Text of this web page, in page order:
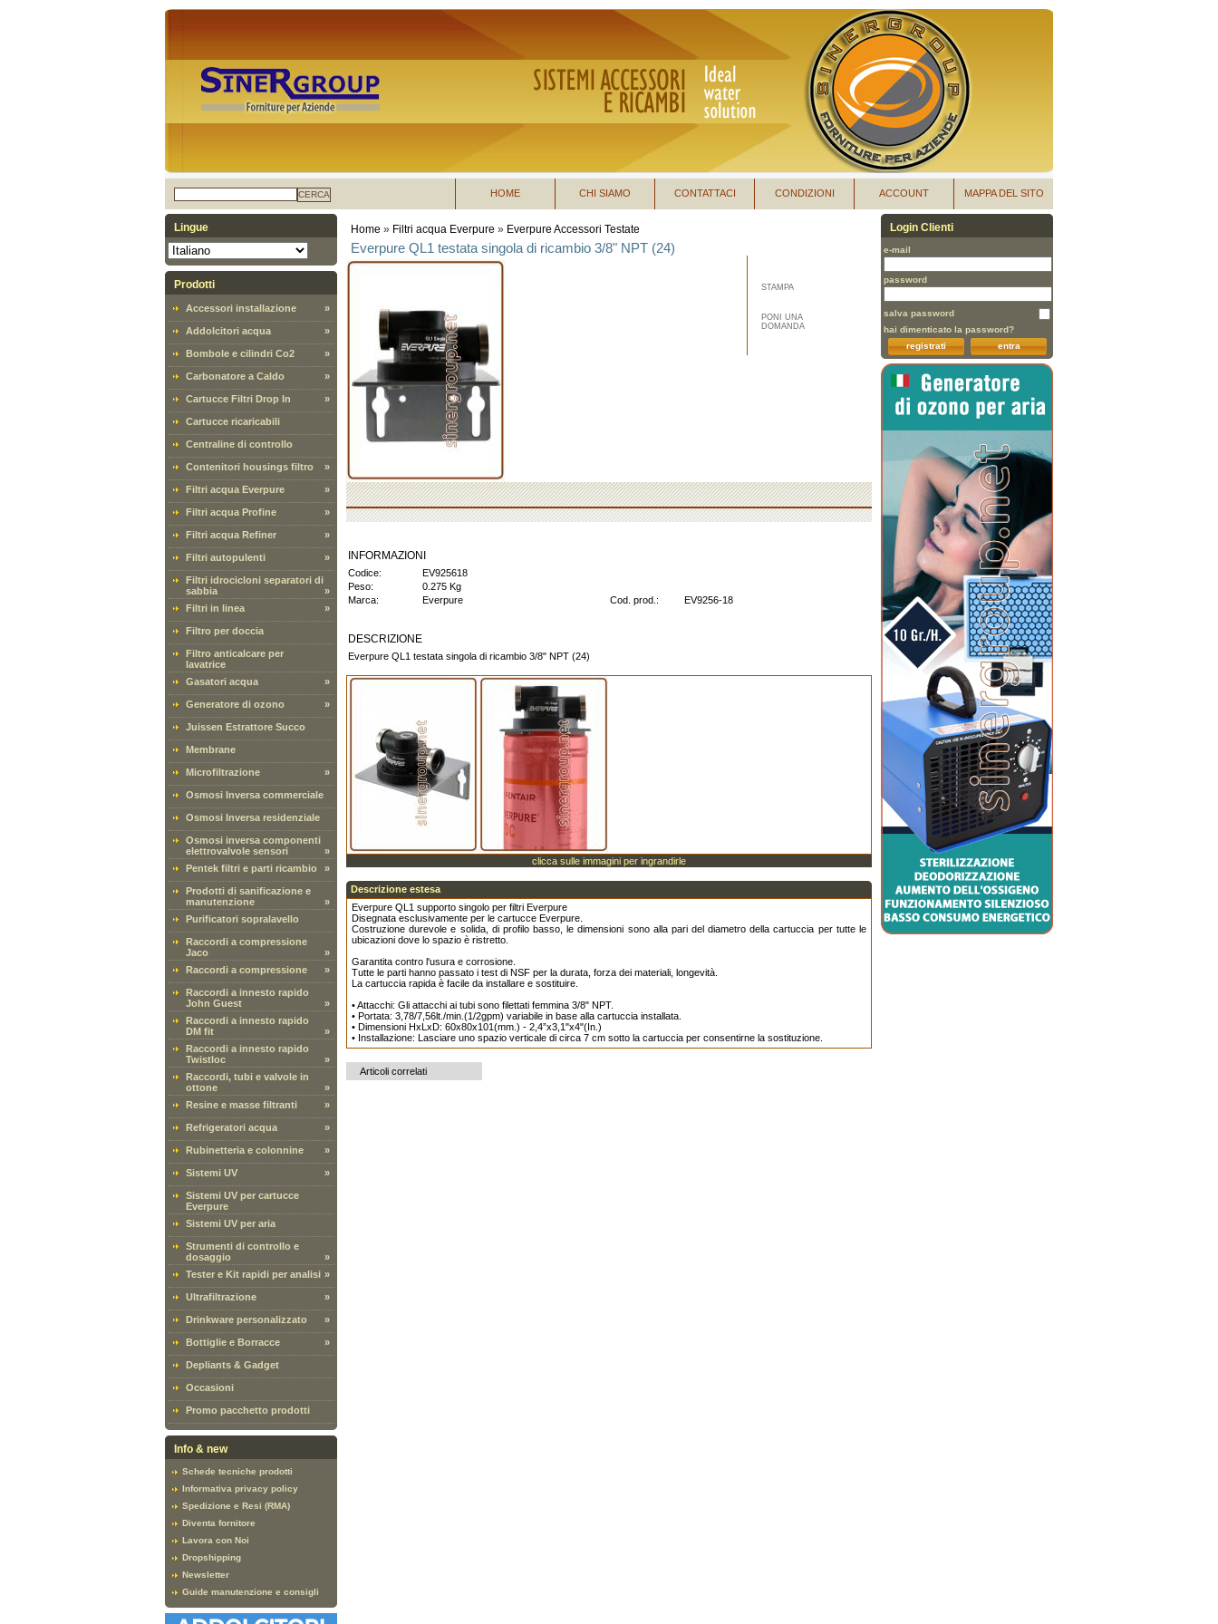
CERCA MAPPA DEL SITO
ACCOUNT
CONDIZIONI
CONTATTACI
CHI SIAMO
HOME
Lingue
Prodotti
Accessori installazione »
Addolcitori acqua »
Bombole e cilindri Co2 »
Carbonatore a Caldo »
Cartucce Filtri Drop In »
Cartucce ricaricabili
Centraline di controllo
Contenitori housings filtro »
Filtri acqua Everpure »
Filtri acqua Profine »
Filtri acqua Refiner »
Filtri autopulenti »
Filtri idrocicloni separatori di
sabbia
»
Filtri in linea
»
Filtro per doccia
Filtro anticalcare per
lavatrice
Gasatori acqua
»
Generatore di ozono »
Juissen Estrattore Succo
Membrane
Microfiltrazione »
Osmosi Inversa commerciale
Osmosi Inversa residenziale
Osmosi inversa componenti
elettrovalvole sensori
»
Pentek filtri e parti ricambio
»
Prodotti di sanificazione e
manutenzione
»
Purificatori sopralavello
Raccordi a compressione
Jaco
»
Raccordi a compressione
»
Raccordi a innesto rapido
John Guest
»
Raccordi a innesto rapido
DM fit
»
Raccordi a innesto rapido
Twistloc
»
Raccordi, tubi e valvole in
ottone
»
Resine e masse filtranti
»
Refrigeratori acqua »
Rubinetteria e colonnine »
Sistemi UV »
Sistemi UV per cartucce
Everpure
Sistemi UV per aria
Strumenti di controllo e
dosaggio
»
Tester e Kit rapidi per analisi »
Ultrafiltrazione »
Drinkware personalizzato »
Bottiglie e Borracce »
Depliants & Gadget
Occasioni
Promo pacchetto prodotti
Info & new
Schede tecniche prodotti
Informativa privacy policy
Spedizione e Resi (RMA)
Diventa fornitore
Lavora con Noi
Dropshipping
Newsletter
Guide manutenzione e consigli
Home » Filtri acqua Everpure » Everpure Accessori Testate
Everpure QL1 testata singola di ricambio 3/8" NPT (24)
STAMPA
PONI UNA
DOMANDA
INFORMAZIONI
Codice:
EV925618
Peso:
0.275 Kg
Marca:
Everpure Cod. prod.: EV9256-18
DESCRIZIONE
Everpure QL1 testata singola di ricambio 3/8" NPT (24)
clicca sulle immagini per ingrandirle
Descrizione estesa
Everpure QL1 supporto singolo per filtri Everpure
Disegnata esclusivamente per le cartucce Everpure.
Costruzione durevole e solida, di profilo basso, le dimensioni sono alla pari del diametro della cartuccia per tutte le
ubicazioni dove lo spazio è ristretto.
Garantita contro l'usura e corrosione.
Tutte le parti hanno passato i test di NSF per la durata, forza dei materiali, longevità.
La cartuccia rapida è facile da installare e sostituire.
• Attacchi: Gli attacchi ai tubi sono filettati femmina 3/8" NPT.
• Portata: 3,78/7,56lt./min.(1/2gpm) variabile in base alla cartuccia installata.
• Dimensioni HxLxD: 60x80x101(mm.) - 2,4”x3,1"x4"(In.)
• Installazione: Lasciare uno spazio verticale di circa 7 cm sotto la cartuccia per consentirne la sostituzione.
Articoli correlati
Login Clienti
e-mail
password
salva password
hai dimenticato la password?
entra
registrati